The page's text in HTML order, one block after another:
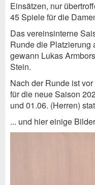
Einsätzen, nur
45 Spiele für die
Das vereinsinterne
Runde die Platzierung
gewann Lukas
Stein.
Nach der Runde ist
für die neue Saison
und 01.06. (Herren)
... und hier einige